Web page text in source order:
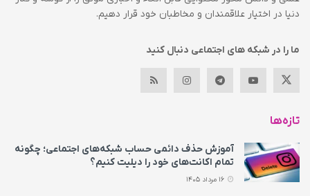
دنیا در اختیار علاقمندان و مخاطبان خود قرار دهیم.
ما را در شبکه های اجتماعی دنبال کنید
تازه‌ها
آموزش حذف دائمی حساب شبکه‌های اجتماعی؛ چگونه
تمام اکانت‌های خود را دیلیت کنیم؟